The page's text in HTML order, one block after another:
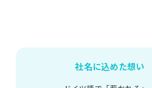
社名に込めた想い